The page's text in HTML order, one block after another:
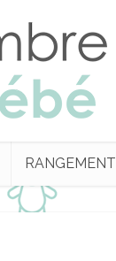
RANGEMENT